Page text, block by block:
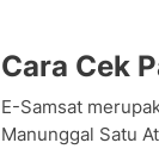
Cara Cek
E-Samsat
Manunggal Satu